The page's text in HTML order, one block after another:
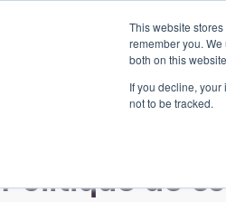
This website
remember you.
both on this
If you decline,
not to be tracked.
Politique de